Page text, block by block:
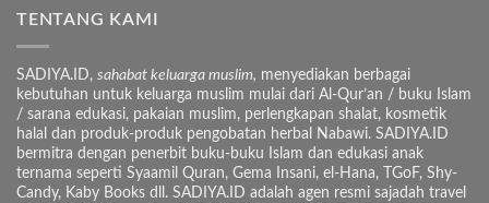
TENTANG KAMI
SADIYA.ID, sahabat keluarga muslim, menyediakan berbagai
kebutuhan untuk keluarga muslim mulai dari Al-Qur’an / buku Islam
/ sarana edukasi, pakaian muslim, perlengkapan shalat, kosmetik
halal dan produk-produk pengobatan herbal Nabawi. SADIYA.ID
bermitra dengan penerbit buku-buku Islam dan edukasi anak
ternama seperti Syaamil Quran, Gema Insani, el-Hana, TGoF, Shy-
Candy, Kaby Books dll. SADIYA.ID adalah agen resmi sajadah travel